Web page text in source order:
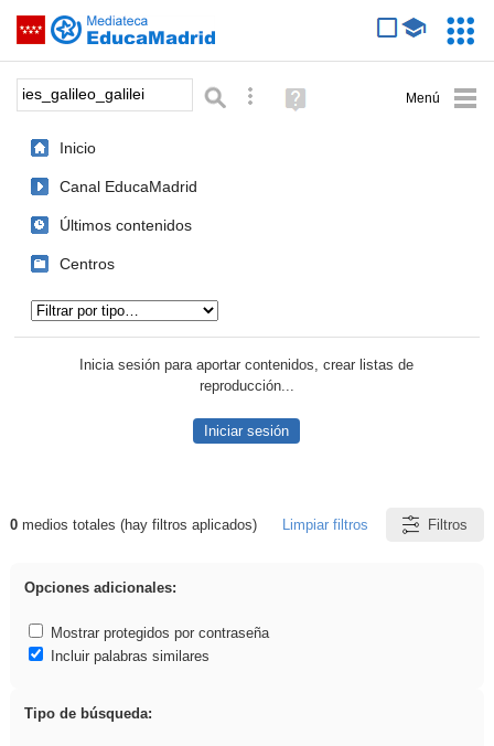
Saltar navegación
Palabra o frase: Búsqueda avanzada
Ayuda
(en
Inicio
Canal EducaMadrid
Últimos contenidos
Centros
Inicia sesión para aportar contenidos, crear listas de
reproducción...
Iniciar sesión
Resultados de: ies_galileo_galilei
0medios totales (hay filtros aplicados) Limpiar filtros Filtros
Opciones adicionales:
Mostrar protegidos por contraseña
Incluir palabras similares
Tipo de búsqueda: